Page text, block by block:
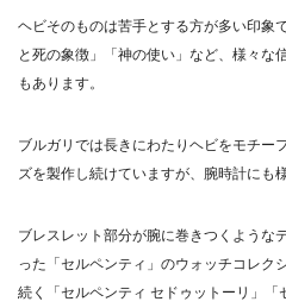
ヘビそのものは苦手とする方が多い印象
と死の象徴」「神の使い」など、様々な
もあります。
ブルガリでは長きにわたりヘビをモチー
ズを製作し続けていますが、腕時計にも
ブレスレット部分が腕に巻きつくような
った「セルペンティ」のウォッチコレクシ
続く「セルペンティ セドゥットーリ」